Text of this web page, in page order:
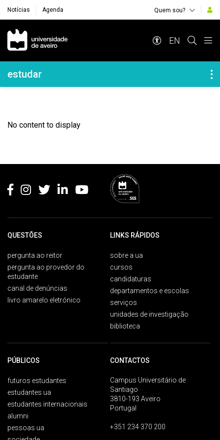
Notícias Agenda Quem sou?
Navegação Principal
EN
Navegação Lateral
estudar
No content to display
QUESTÕES
pergunta ao reitor
pergunta ao provedor do
estudante
canal de denúncias
livro amarelo eletrónico
LINKS RÁPIDOS
sobre a ua
cursos
candidaturas
departamentos e escolas
serviços
unidades de investigação
biblioteca
PÚBLICOS
futuros estudantes
estudantes ua
estudantes internacionais
alumni
pessoas ua
CONTACTOS
Campus Universitário de
Santiago
3810-193 Aveiro
Portugal
+351 234 370 200